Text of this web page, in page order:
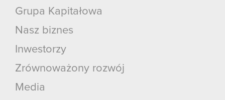
Grupa Kapitałowa
Nasz biznes
Inwestorzy
Zrównoważony rozwój
Media